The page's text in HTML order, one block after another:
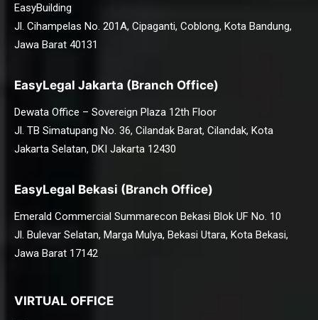
EasyBuilding
Jl. Cihampelas No. 201A, Cipaganti, Coblong, Kota Bandung,
Jawa Barat 40131
EasyLegal Jakarta (Branch Office)
Dewata Office – Sovereign Plaza 12th Floor
Jl. TB Simatupang No. 36, Cilandak Barat, Cilandak, Kota
Jakarta Selatan, DKI Jakarta 12430
EasyLegal Bekasi (Branch Office)
Emerald Commercial Summarecon Bekasi Blok UF No. 10
Jl. Bulevar Selatan, Marga Mulya, Bekasi Utara, Kota Bekasi,
Jawa Barat 17142
VIRTUAL OFFICE